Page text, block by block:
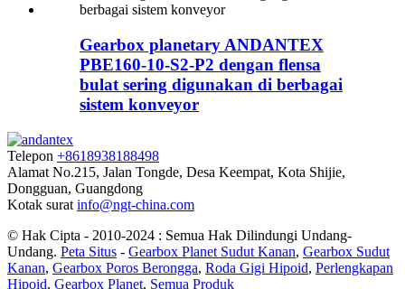
Gearbox planetary ANDANTEX
PBE160-10-S2-P2 dengan flensa
bulat sering digunakan di berbagai
sistem konveyor
Telepon +8618938188498
Alamat No.215, Jalan Tongde, Desa Keempat, Kota Shijie,
Dongguan, Guangdong
Kotak surat info@ngt-china.com
© Hak Cipta - 2010-2024 : Semua Hak Dilindungi Undang-
Undang. Peta Situs - Gearbox Planet Sudut Kanan, Gearbox Sudut
Kanan, Gearbox Poros Berongga, Roda Gigi Hipoid, Perlengkapan
Hipoid, Gearbox Planet, Semua Produk